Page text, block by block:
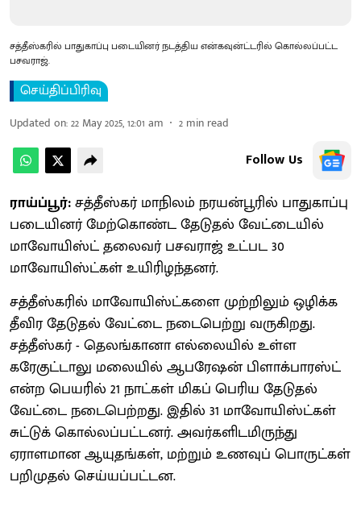
சத்தீஸ்கரில் பாதுகாப்பு படையினர் நடத்திய என்கவுன்ட்டரில் கொல்லப்பட்ட
பசவராஜ்.
செய்திப்பிரிவு
Updated on:22 May 2025, 12:01 am 2 min read
Follow Us
ராய்ப்பூர்:சத்தீஸ்கர் மாநிலம் நரயன்பூரில் பாதுகாப்பு
படையினர் மேற்கொண்ட தேடுதல் வேட்டையில்
மாவோயிஸ்ட் தலைவர் பசவராஜ் உட்பட 30
மாவோயிஸ்ட்கள் உயிரிழந்தனர்.
சத்தீஸ்கரில் மாவோயிஸ்ட்களை முற்றிலும் ஒழிக்க
தீவிர தேடுதல் வேட்டை நடைபெற்று வருகிறது.
சத்தீஸ்கர் - தெலங்கானா எல்லையில் உள்ள
கரேகுட்டாலு மலையில் ஆபரேஷன் பிளாக்பாரஸ்ட்
என்ற பெயரில் 21 நாட்கள் மிகப் பெரிய தேடுதல்
வேட்டை நடைபெற்றது. இதில் 31 மாவோயிஸ்ட்கள்
சுட்டுக் கொல்லப்பட்டனர். அவர்களிடமிருந்து
ஏராளமான ஆயுதங்கள், மற்றும் உணவுப் பொருட்கள்
பறிமுதல் செய்யப்பட்டன.